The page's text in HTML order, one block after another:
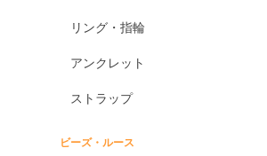
リング・指輪
アンクレット
ストラップ
ビーズ・ルース